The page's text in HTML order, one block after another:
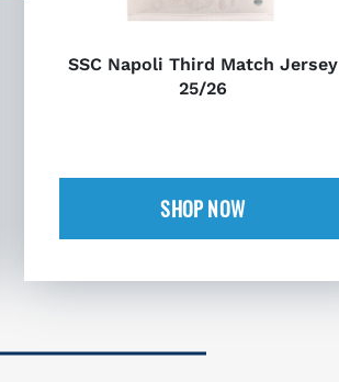
SSC Napoli Third Match Jersey
25/26
SHOP NOW